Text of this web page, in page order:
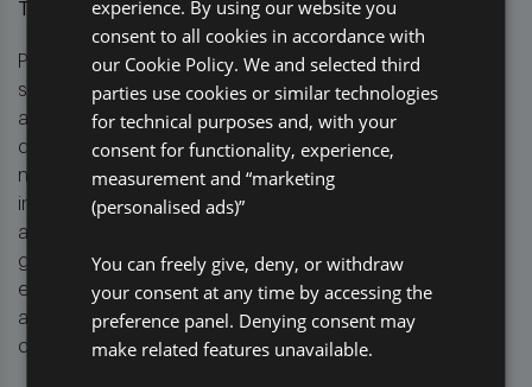
Tecnologia e Inovação
Paralelamente à reforma regulatória, o mercado de
seguros brasileiro está passando por um crescimento
acelerado em inovação tecnológica. Conforme
destacado na Parte 1, mais de 200 insurtechs surgiram
no Brasil nos últimos anos, muitas aproveitando a
inteligência artificial (IA) para aprimorar subscrição,
avaliação de riscos e eficiência operacional. A IA
generativa e ferramentas avançadas de automação,
em particular, estão se mostrando inestimáveis para
ajudar as empresas a atender às exigências de
compliance, especialmente de acordo com o ORSA.
experience. By using our website you
consent to all cookies in accordance with
our Cookie Policy. We and selected third
parties use cookies or similar technologies
for technical purposes and, with your
consent for functionality, experience,
measurement and “marketing
(personalised ads)”
You can freely give, deny, or withdraw
your consent at any time by accessing the
preference panel. Denying consent may
make related features unavailable.